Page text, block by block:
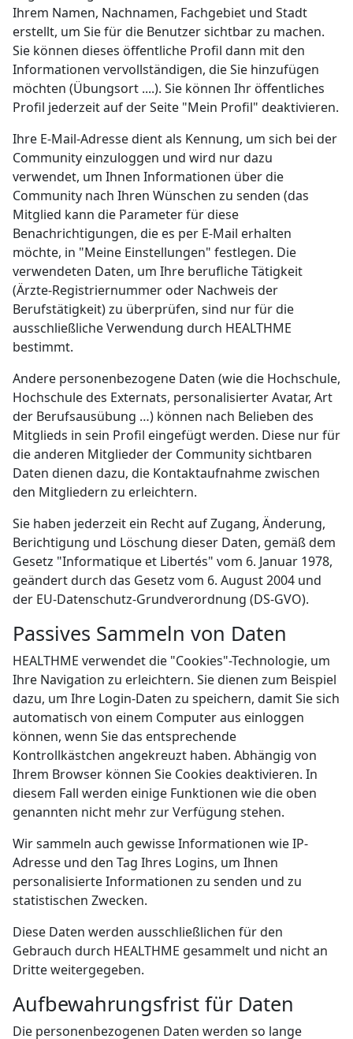
Ihrem Namen, Nachnamen, Fachgebiet und Stadt
erstellt, um Sie für die Benutzer sichtbar zu machen.
Sie können dieses öffentliche Profil dann mit den
Informationen vervollständigen, die Sie hinzufügen
möchten (Übungsort ....). Sie können Ihr öffentliches
Profil jederzeit auf der Seite "Mein Profil" deaktivieren.
Ihre E-Mail-Adresse dient als Kennung, um sich bei der
Community einzuloggen und wird nur dazu
verwendet, um Ihnen Informationen über die
Community nach Ihren Wünschen zu senden (das
Mitglied kann die Parameter für diese
Benachrichtigungen, die es per E-Mail erhalten
möchte, in "Meine Einstellungen" festlegen. Die
verwendeten Daten, um Ihre berufliche Tätigkeit
(Ärzte-Registriernummer oder Nachweis der
Berufstätigkeit) zu überprüfen, sind nur für die
ausschließliche Verwendung durch HEALTHME
bestimmt.
Andere personenbezogene Daten (wie die Hochschule,
Hochschule des Externats, personalisierter Avatar, Art
der Berufsausübung …) können nach Belieben des
Mitglieds in sein Profil eingefügt werden. Diese nur für
die anderen Mitglieder der Community sichtbaren
Daten dienen dazu, die Kontaktaufnahme zwischen
den Mitgliedern zu erleichtern.
Sie haben jederzeit ein Recht auf Zugang, Änderung,
Berichtigung und Löschung dieser Daten, gemäß dem
Gesetz "Informatique et Libertés" vom 6. Januar 1978,
geändert durch das Gesetz vom 6. August 2004 und
der EU-Datenschutz-Grundverordnung (DS-GVO).
Passives Sammeln von Daten
HEALTHME verwendet die "Cookies"-Technologie, um
Ihre Navigation zu erleichtern. Sie dienen zum Beispiel
dazu, um Ihre Login-Daten zu speichern, damit Sie sich
automatisch von einem Computer aus einloggen
können, wenn Sie das entsprechende
Kontrollkästchen angekreuzt haben. Abhängig von
Ihrem Browser können Sie Cookies deaktivieren. In
diesem Fall werden einige Funktionen wie die oben
genannten nicht mehr zur Verfügung stehen.
Wir sammeln auch gewisse Informationen wie IP-
Adresse und den Tag Ihres Logins, um Ihnen
personalisierte Informationen zu senden und zu
statistischen Zwecken.
Diese Daten werden ausschließlichen für den
Gebrauch durch HEALTHME gesammelt und nicht an
Dritte weitergegeben.
Aufbewahrungsfrist für Daten
Die personenbezogenen Daten werden so lange